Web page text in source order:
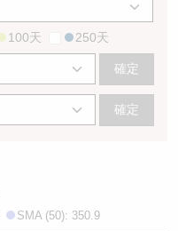
100天 250天
確定
確定
SMA (50): 350.9